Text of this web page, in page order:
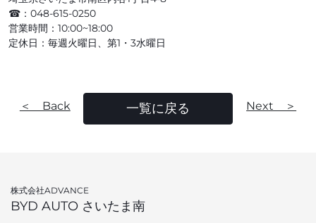
☎：048-615-0250
営業時間：10:00~18:00
定休日：毎週火曜日、第1・3水曜日
＜ Back 一覧に戻る Next ＞
株式会社ADVANCE
BYD AUTO さいたま南